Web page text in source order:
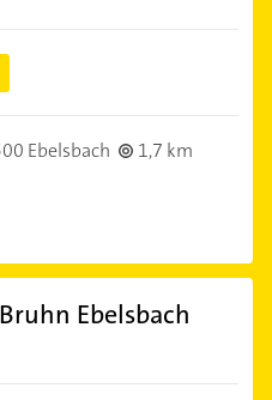
Ebelsbach
1,7 km
Ebelsbach